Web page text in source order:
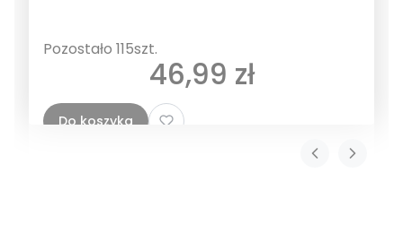
Pozostało 115szt.
Cena
46,99 zł
Do koszyka